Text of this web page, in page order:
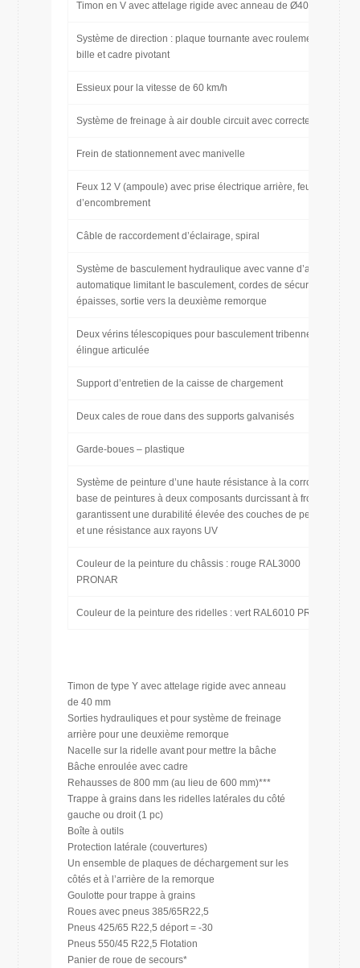
Timon en V avec attelage rigide avec anneau de Ø40 mm
Système de direction : plaque tournante avec roulement à
bille et cadre pivotant
Essieux pour la vitesse de 60 km/h
Système de freinage à air double circuit avec correcteur ALB
Frein de stationnement avec manivelle
Feux 12 V (ampoule) avec prise électrique arrière, feux
d’encombrement
Câble de raccordement d’éclairage, spiral
Système de basculement hydraulique avec vanne d’arrêt
automatique limitant le basculement, cordes de sécurité
épaisses, sortie vers la deuxième remorque
Deux vérins télescopiques pour basculement tribenne avec
élingue articulée
Support d’entretien de la caisse de chargement
Deux cales de roue dans des supports galvanisés
Garde-boues – plastique
Système de peinture d’une haute résistance à la corrosion à
base de peintures à deux composants durcissant à froid qui
garantissent une durabilité élevée des couches de peinture
et une résistance aux rayons UV
Couleur de la peinture du châssis : rouge RAL3000
PRONAR
Couleur de la peinture des ridelles : vert RAL6010 PRONAR
Timon de type Y avec attelage rigide avec anneau
de 40 mm
Sorties hydrauliques et pour système de freinage
arrière pour une deuxième remorque
Nacelle sur la ridelle avant pour mettre la bâche
Bâche enroulée avec cadre
Rehausses de 800 mm (au lieu de 600 mm)***
Trappe à grains dans les ridelles latérales du côté
gauche ou droit (1 pc)
Boîte à outils
Protection latérale (couvertures)
Un ensemble de plaques de déchargement sur les
côtés et à l’arrière de la remorque
Goulotte pour trappe à grains
Roues avec pneus 385/65R22,5
Pneus 425/65 R22,5 déport = -30
Pneus 550/45 R22,5 Flotation
Panier de roue de secours*